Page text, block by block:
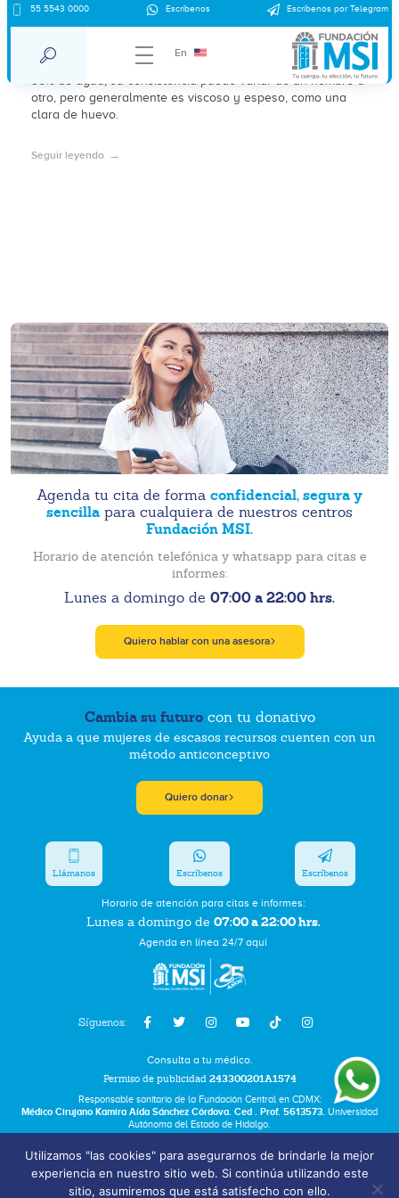
55 5543 0000 Escríbenos Escríbenos por Telegram
En
¿A qué sabe el semen?
El semen o esperma es un fluido que está formado por un
96% de agua; su consistencia puede variar de un hombre a
otro, pero generalmente es viscoso y espeso, como una
clara de huevo.
Seguir leyendo
Agenda tu cita de forma confidencial, segura y
sencilla para cualquiera de nuestros centros
Fundación MSI.
Horario de atención telefónica y whatsapp para citas e
informes:
Lunes a domingo de 07:00 a 22:00 hrs.
Quiero hablar con una asesora
Cambia su futurocon tu donativo
Ayuda a que mujeres de escasos recursos cuenten con un
método anticonceptivo
Quiero donar
Síguenos:
Horario de atención para citas e informes:
Lunes a domingo de 07:00 a 22:00 hrs.
Agenda en línea 24/7 aquí
Llámanos Escríbenos Escríbenos
Consulta a tu médico.
Permiso de publicidad 243300201A1574
Responsable sanitario de la Fundación Central en CDMX:
Médico Cirujano Kamira Aída Sánchez Córdova. Ced . Prof. 5613573. Universidad
Autónoma del Estado de Hidalgo.
Términos y Condiciones
Bolsa de Trabajo
Utilizamos "las cookies" para asegurarnos de brindarle la mejor
experiencia en nuestro sitio web. Si continúa utilizando este
sitio, asumiremos que está satisfecho con ello.